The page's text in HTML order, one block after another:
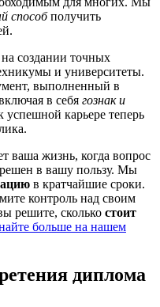
способполучить
создании точных
и университеты.
выполненный в
в себя гознак и
успешной карьере теперь
ваша жизнь, когда вопрос
решен в вашу пользу. Мы
в кратчайшие сроки.
контроль над своим
решите, сколько стоит
больше на нашем
диплома